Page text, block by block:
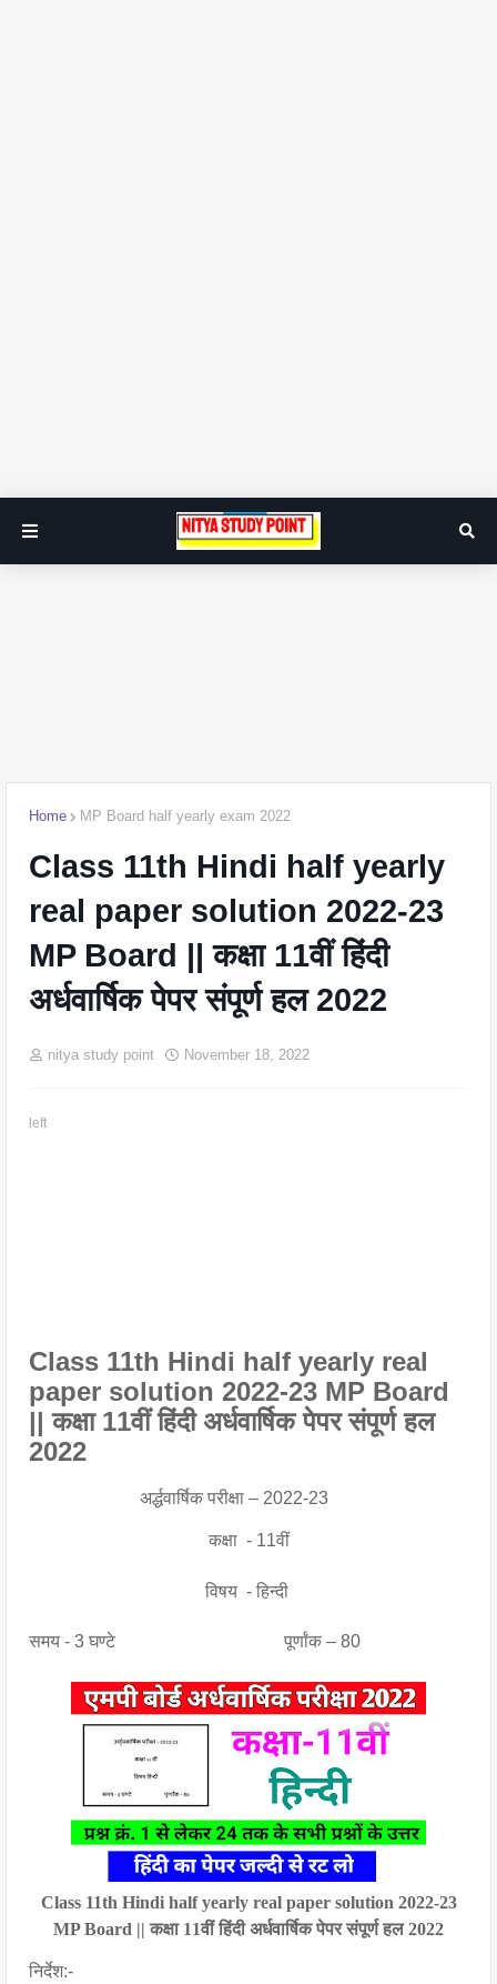
Home MP Board half yearly exam 2022
Class 11th Hindi half yearly
real paper solution 2022-23
MP Board || कक्षा 11वीं हिंदी
अर्धवार्षिक पेपर संपूर्ण हल 2022
nitya study point November 18, 2022
left
Class 11th Hindi half yearly real
paper solution 2022-23 MP Board
|| कक्षा 11वीं हिंदी अर्धवार्षिक पेपर संपूर्ण हल
2022
                         अर्द्धवार्षिक परीक्षा – 2022-23
कक्षा  - 11वीं
विषय  - हिन्दी
समय - 3 घण्टे पूर्णांक – 80
Class 11th Hindi half yearly real paper solution 2022-23
MP Board || कक्षा 11वीं हिंदी अर्धवार्षिक पेपर संपूर्ण हल 2022
निर्देश:-